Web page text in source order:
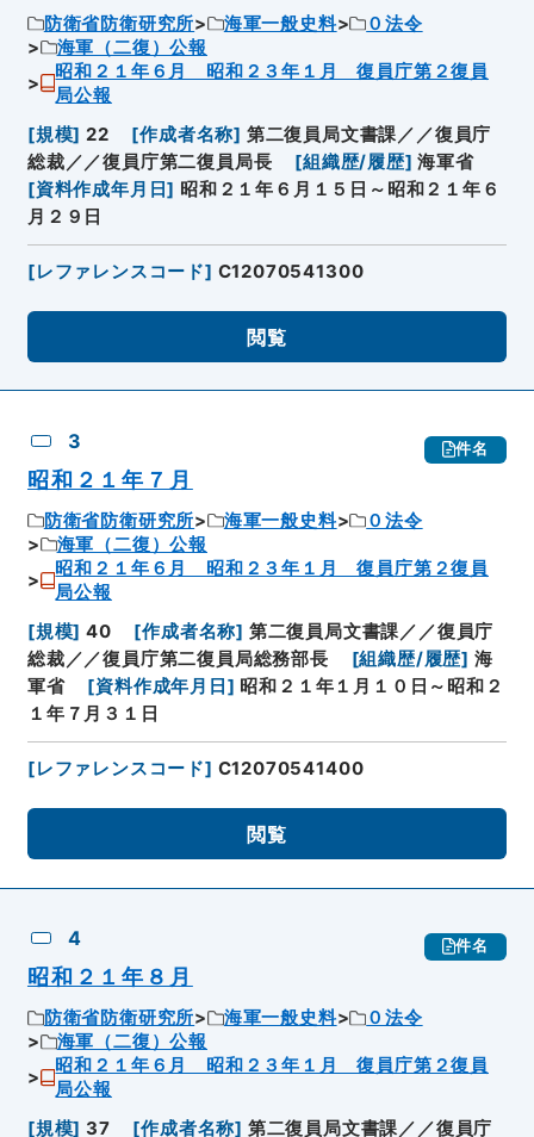
防衛省防衛研究所 海軍一般史料
０法令
海軍（二復）公報
昭和２１年６月 昭和２３年１月 復員庁第２復員
局公報
[規模] 22 [作成者名称] 第二復員局文書課／／復員庁
総裁／／復員庁第二復員局長
[組織歴/履歴] 海軍省
[資料作成年月日] 昭和２１年６月１５日～昭和２１年６
月２９日
[レファレンスコード] C12070541300
閲覧
3 件名
昭和２１年７月
防衛省防衛研究所 海軍一般史料
０法令
海軍（二復）公報
昭和２１年６月 昭和２３年１月 復員庁第２復員
局公報
[規模] 40 [作成者名称] 第二復員局文書課／／復員庁
総裁／／復員庁第二復員局総務部長
[組織歴/履歴] 海
軍省
[資料作成年月日 ] 昭和２１年１月１０日～昭和２
１年７月３１日
[レファレンスコード] C12070541400
閲覧
4 件名
昭和２１年８月
防衛省防衛研究所 海軍一般史料
０法令
海軍（二復）公報
昭和２１年６月 昭和２３年１月 復員庁第２復員
局公報
[規模] 37 [作成者名称] 第二復員局文書課／／復員庁